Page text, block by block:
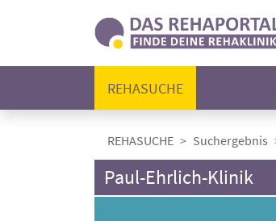
REHASUCHE
REHASUCHE Suchergebnis
Paul-Ehrlich-Klinik